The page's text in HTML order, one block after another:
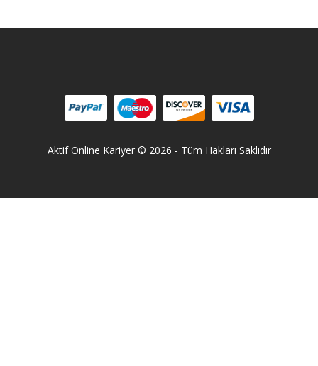
Aktif Online Kariyer © 2026 - Tüm Hakları Saklıdır